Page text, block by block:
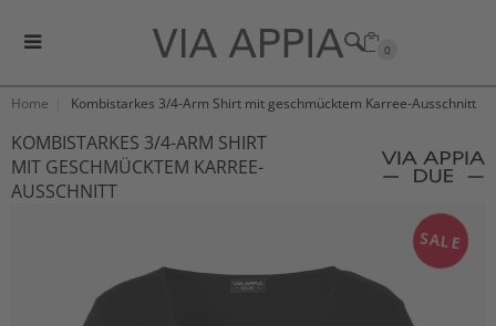
0
Home Kombistarkes 3/4-Arm Shirt mit geschmücktem Karree-Ausschnitt
KOMBISTARKES 3/4-ARM SHIRT
MIT GESCHMÜCKTEM KARREE-
AUSSCHNITT
SALE